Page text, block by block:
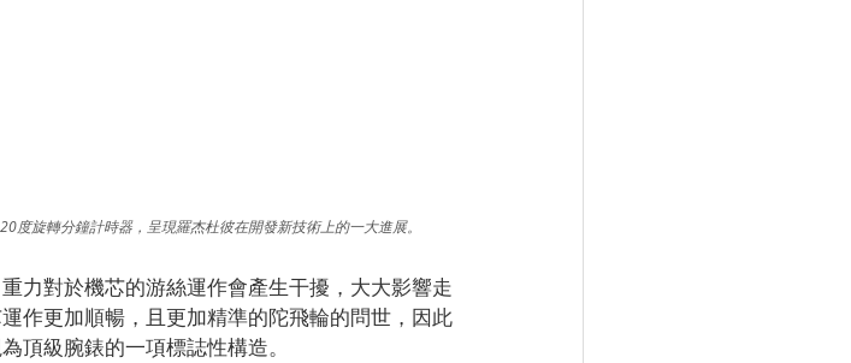
旋轉分鐘計時器，呈現羅杰杜彼在開發新技術上的一大進展。
力對於機芯的游絲運作會產生干擾，大大影響走
作更加順暢，且更加精準的陀飛輪的問世，因此
頂級腕錶的一項標誌性構造。